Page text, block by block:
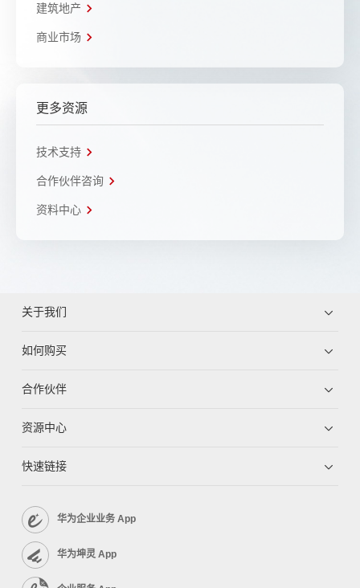
建筑地产
商业市场
更多资源
技术支持
合作伙伴咨询
资料中心
关于我们
如何购买
合作伙伴
资源中心
快速链接
华为企业业务 App
华为坤灵 App